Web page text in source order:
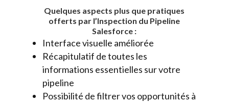
Quelques aspects plus que pratiques
offerts par l’Inspection du Pipeline
Salesforce :
Interface visuelle améliorée
Récapitulatif de toutes les
informations essentielles sur votre
pipeline
Possibilité de filtrer vos opportunités à